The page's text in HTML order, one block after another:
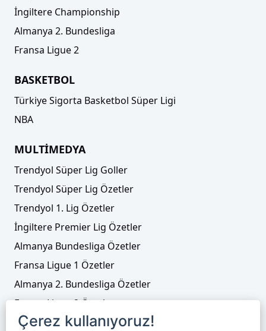
İngiltere Championship
Almanya 2. Bundesliga
Fransa Ligue 2
BASKETBOL
Türkiye Sigorta Basketbol Süper Ligi
NBA
MULTİMEDYA
Trendyol Süper Lig Goller
Trendyol Süper Lig Özetler
Trendyol 1. Lig Özetler
İngiltere Premier Lig Özetler
Almanya Bundesliga Özetler
Fransa Ligue 1 Özetler
Almanya 2. Bundesliga Özetler
Fransa Ligue 2 Özetler
Tenis
Çerez kullanıyoruz!